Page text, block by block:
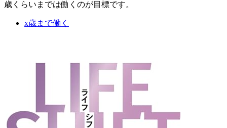
歳くらいまでは働くのが目標です。
x歳まで働く